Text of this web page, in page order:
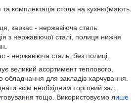
та комплектація стола на кухню(мають
каркас - нержавіюча сталь.
з нержавіючої сталі, полиця нижня
- нержавіюча сталь, без полиці.
великий асортимент теплового,
обладнання для закладів харчування.
всім необхідним торговий зал,
тощо. Використовуємо лише